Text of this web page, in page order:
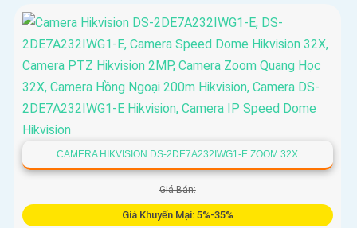
CAMERA HIKVISION DS-2DE7A232IWG1-E ZOOM 32X
Giá Bán:
Giá Khuyến Mại: 5%-35%